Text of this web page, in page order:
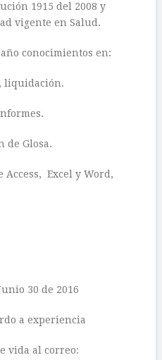
1915 del 2008 y
vigente en Salud.
conocimientos en:
liquidación.
de Glosa.
Access, Excel y Word,
30 de 2016
a experiencia
vida al correo: